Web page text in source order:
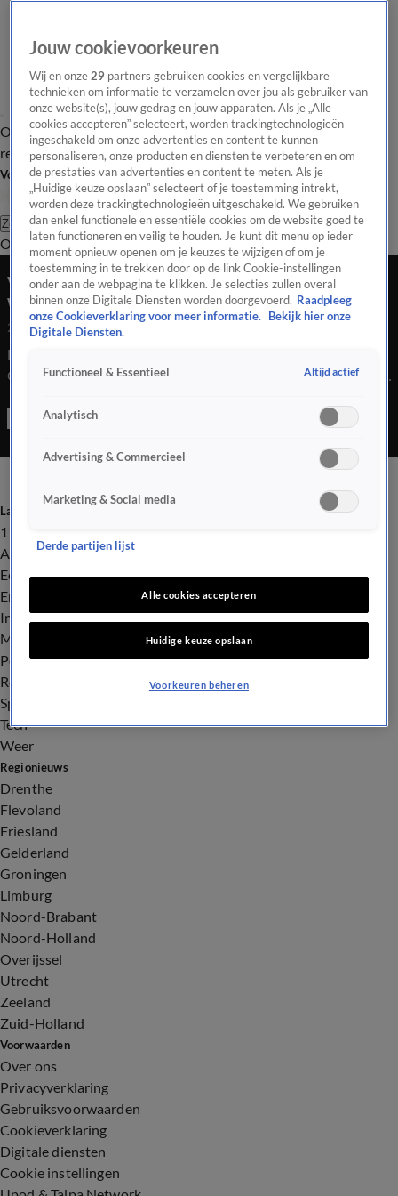
Overzicht Laatste nieuws Regionieuws Het beste van Hart
Tip de
redactie
Volg Hart van Nederland
Zoeken
OverzichtRegioUitzendingenWeerTip de redactiePanelVideo's
video - Voordeur aan diggelen na explosie bij
woning in Venlo, verdachte op de vlucht
25 aug 2024, 12:36
Explosie veroorzaakt grote schade aan woning in Venlo.
Getuigen zagen verdachte met hoodie vluchten. Politie zoekt
Laatste nieuws
112
Advies & Tips
Economie
Entertainment
Infrastructuur
Milieu en Gezondheid
Politiek
Royalty
Sport
Tech
Weer
Regionieuws
Drenthe
Flevoland
Friesland
Gelderland
Groningen
Limburg
Noord-Brabant
Noord-Holland
Overijssel
Utrecht
Zeeland
Zuid-Holland
Voorwaarden
Over ons
Privacyverklaring
Gebruiksvoorwaarden
Cookieverklaring
Digitale diensten
Cookie instellingen
Jouw cookievoorkeuren
Wij en onze29 partners gebruiken cookies en vergelijkbare
technieken om informatie te verzamelen over jou als gebruiker van
onze website(s), jouw gedrag en jouw apparaten. Als je „Alle
cookies accepteren” selecteert, worden trackingtechnologieën
ingeschakeld om onze advertenties en content te kunnen
personaliseren, onze producten en diensten te verbeteren en om
de prestaties van advertenties en content te meten. Als je
„Huidige keuze opslaan” selecteert of je toestemming intrekt,
worden deze trackingtechnologieën uitgeschakeld. We gebruiken
dan enkel functionele en essentiële cookies om de website goed te
laten functioneren en veilig te houden. Je kunt dit menu op ieder
moment opnieuw openen om je keuzes te wijzigen of om je
toestemming in te trekken door op de link Cookie-instellingen
onder aan de webpagina te klikken. Je selecties zullen overal
binnen onze Digitale Diensten worden doorgevoerd. Raadpleeg
onze Cookieverklaring voor meer informatie.
Bekijk hier onze
Digitale Diensten.
Functioneel & Essentieel Altijd actief
Analytisch
Advertising & Commercieel
Marketing & Social media
Derde partijen lijst
Alle cookies accepteren
Huidige keuze opslaan
Voorkeuren beheren